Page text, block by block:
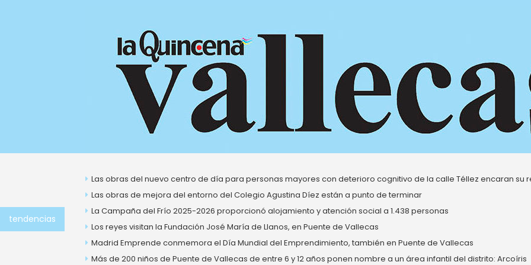
tendencias
Las obras del nuevo centro de día para personas mayores con deterioro cognitivo de la calle Téllez encaran su
Las obras de mejora del entorno del Colegio Agustina Díez están a punto de terminar
La Campaña del Frío 2025-2026 proporcionó alojamiento y atención social a 1.438 personas
Los reyes visitan la Fundación José María de Llanos, en Puente de Vallecas
Madrid Emprende conmemora el Día Mundial del Emprendimiento, también en Puente de Vallecas
Más de 200 niños de Puente de Vallecas de entre 6 y 12 años ponen nombre a un área infantil del distrito: Arcoíris